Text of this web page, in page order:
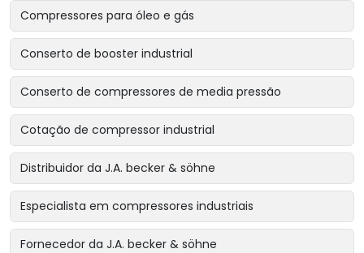
Compressores para óleo e gás
Conserto de booster industrial
Conserto de compressores de media pressão
Cotação de compressor industrial
Distribuidor da J.A. becker & söhne
Especialista em compressores industriais
Fornecedor da J.A. becker & söhne